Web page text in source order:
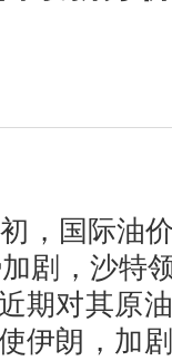
国际油
剧，沙特
期对其原
伊朗，加